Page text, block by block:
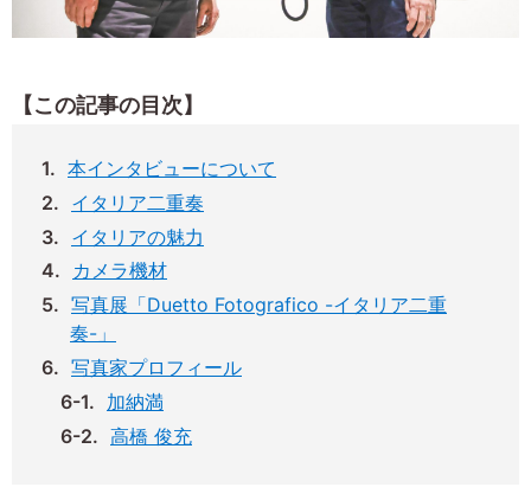
【この記事の目次】
本インタビューについて
イタリア二重奏
イタリアの魅力
カメラ機材
写真展「Duetto Fotografico -イタリア二重
奏-」
写真家プロフィール
加納満
高橋 俊充